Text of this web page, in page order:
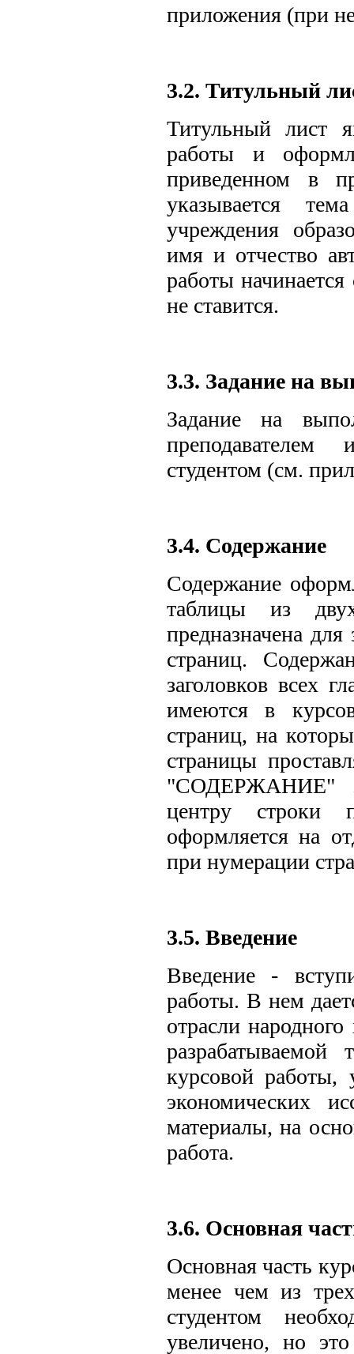
приложения (при
3.2. Титульный
Титульный лист
работы и
приведенном в
указывается
учреждения
имя и отчество
работы
не ставится.
3.3. Задание на
Задание на
преподавателем
студентом (см.
3.4. Содержание
Содержание
таблицы из
предназначена
страниц.
заголовков всех
имеются в
страниц, на
страницы
"СОДЕРЖАНИЕ"
центру строки
оформляется на
при нумерации
3.5. Введение
Введение -
работы. В нем
отрасли народного
курсовой работы,
экономических
материалы, на
работа.
3.6. Основная
Основная часть
менее чем из
студентом
увеличено, но